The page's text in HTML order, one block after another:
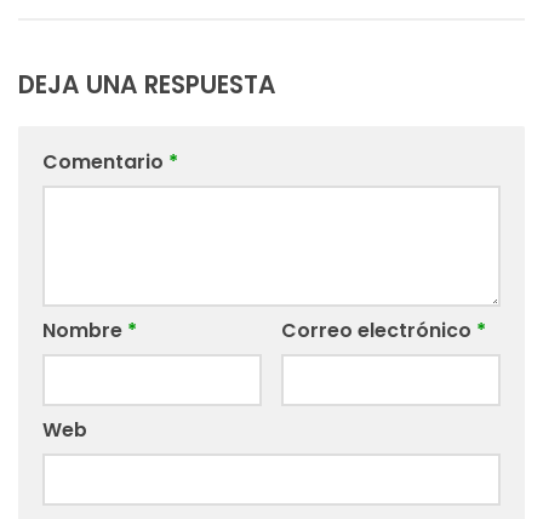
DEJA UNA RESPUESTA
Comentario *
Nombre * Correo electrónico *
Web